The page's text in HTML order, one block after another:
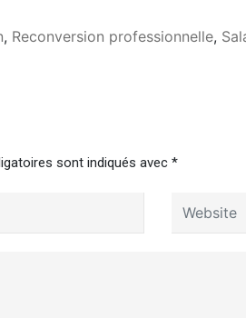
, Reconversion professionnelle,
sont indiqués avec *